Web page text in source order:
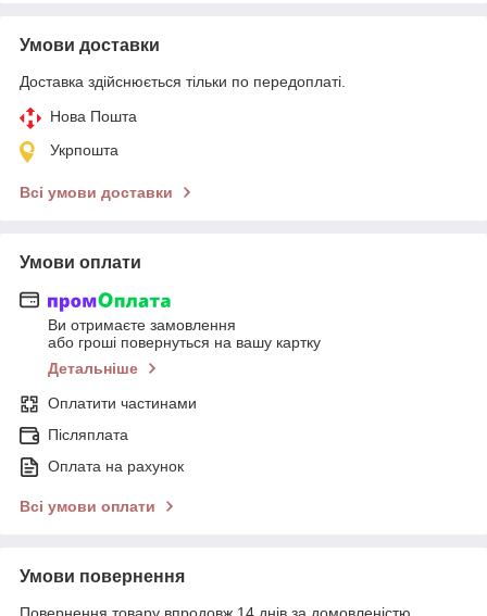
Умови доставки
Доставка здійснюється тільки по передоплаті.
Нова Пошта
Укрпошта
Всі умови доставки
Умови оплати
Ви отримаєте замовлення
або гроші повернуться на вашу картку
Детальніше
Оплатити частинами
Післяплата
Оплата на рахунок
Всі умови оплати
Умови повернення